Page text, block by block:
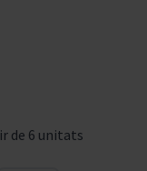
de 6 unitats